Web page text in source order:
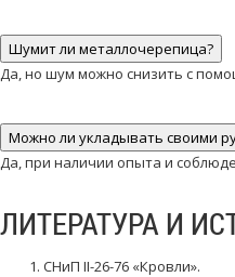
Шумит ли металлочерепица?
Да, но шум можно снизить с
Можно ли укладывать своими
Да, при наличии опыта и
ЛИТЕРАТУРА И
СНиП II-26-76 «Кровли».